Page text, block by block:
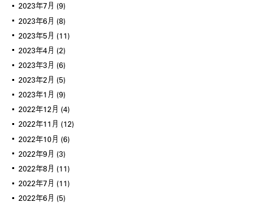
2023年7月 (9)
2023年6月 (8)
2023年5月 (11)
2023年4月 (2)
2023年3月 (6)
2023年2月 (5)
2023年1月 (9)
2022年12月 (4)
2022年11月 (12)
2022年10月 (6)
2022年9月 (3)
2022年8月 (11)
2022年7月 (11)
2022年6月 (5)